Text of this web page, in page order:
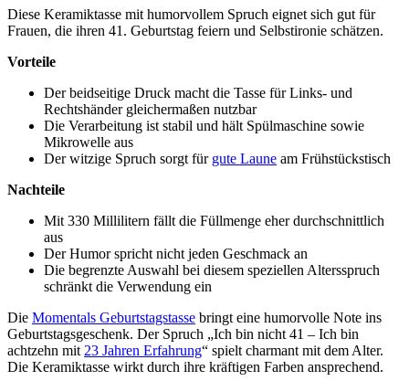
Diese Keramiktasse mit humorvollem Spruch eignet sich gut für
Frauen, die ihren 41. Geburtstag feiern und Selbstironie schätzen.
Vorteile
Der beidseitige Druck macht die Tasse für Links- und
Rechtshänder gleichermaßen nutzbar
Die Verarbeitung ist stabil und hält Spülmaschine sowie
Mikrowelle aus
Der witzige Spruch sorgt für gute Laune am Frühstückstisch
Nachteile
Mit 330 Millilitern fällt die Füllmenge eher durchschnittlich
aus
Der Humor spricht nicht jeden Geschmack an
Die begrenzte Auswahl bei diesem speziellen Altersspruch
schränkt die Verwendung ein
Die Momentals Geburtstagstasse bringt eine humorvolle Note ins
Geburtstagsgeschenk. Der Spruch „Ich bin nicht 41 – Ich bin
achtzehn mit 23 Jahren Erfahrung“ spielt charmant mit dem Alter.
Die Keramiktasse wirkt durch ihre kräftigen Farben ansprechend.